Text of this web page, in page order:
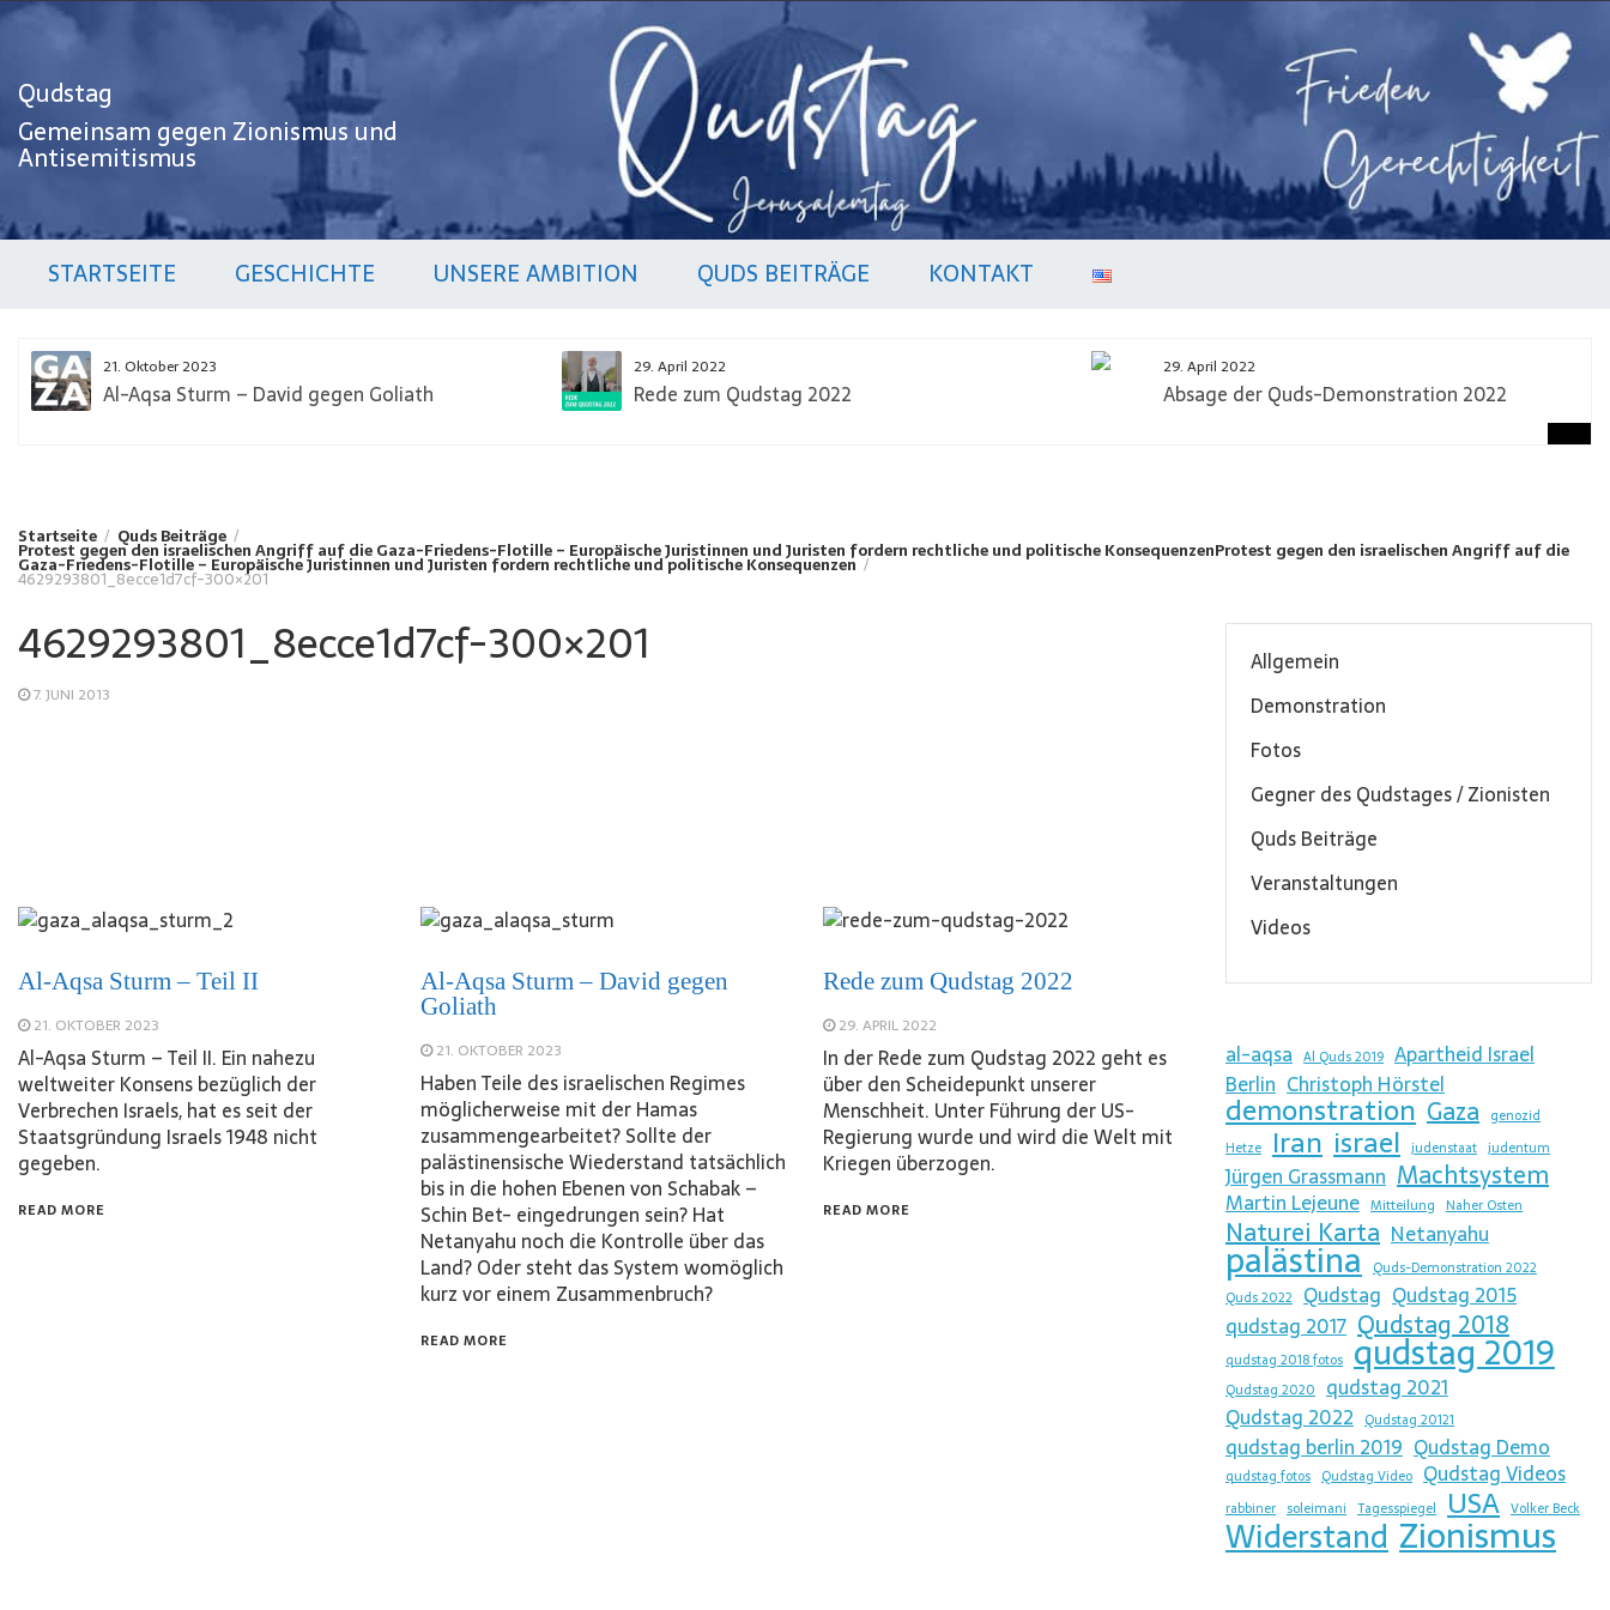
Zum
Qudstag
Gemeinsam gegen Zionismus und
Antisemitismus
STARTSEITE GESCHICHTE UNSERE AMBITION QUDS BEITRÄGE KONTAKT
21. Oktober 2023
Al-Aqsa Sturm – David gegen Goliath
29. April 2022
Rede zum Qudstag 2022
29. April 2022
Absage der Quds-Demonstration 2022
Startseite Quds Beiträge
Protest gegen den israelischen Angriff auf die Gaza-Friedens-Flotille – Europäische Juristinnen und Juristen fordern rechtliche und politische KonsequenzenProtest gegen den israelischen Angriff auf die
Gaza-Friedens-Flotille – Europäische Juristinnen und Juristen fordern rechtliche und politische Konsequenzen
4629293801_8ecce1d7cf-300×201
4629293801_8ecce1d7cf-300×201
7. JUNI 2013
Al-Aqsa Sturm – Teil II
21. OKTOBER 2023
Al-Aqsa Sturm – Teil II. Ein nahezu
weltweiter Konsens bezüglich der
Verbrechen Israels, hat es seit der
Staatsgründung Israels 1948 nicht
gegeben.
READ MORE
Al-Aqsa Sturm – David gegen
Goliath
21. OKTOBER 2023
Haben Teile des israelischen Regimes
möglicherweise mit der Hamas
zusammengearbeitet? Sollte der
palästinensische Wiederstand tatsächlich
bis in die hohen Ebenen von Schabak –
Schin Bet- eingedrungen sein? Hat
Netanyahu noch die Kontrolle über das
Land? Oder steht das System womöglich
kurz vor einem Zusammenbruch?
READ MORE
Rede zum Qudstag 2022
29. APRIL 2022
In der Rede zum Qudstag 2022 geht es
über den Scheidepunkt unserer
Menschheit. Unter Führung der US-
Regierung wurde und wird die Welt mit
Kriegen überzogen.
READ MORE
Allgemein
Demonstration
Fotos
Gegner des Qudstages / Zionisten
Quds Beiträge
Veranstaltungen
Videos
al-aqsa Al Quds 2019 Apartheid Israel
Berlin Christoph Hörstel
demonstration Gaza genozid
Hetze Iran israel judenstaat judentum
Jürgen Grassmann Machtsystem
Martin Lejeune Mitteilung Naher Osten
Naturei Karta Netanyahu
palästina Quds-Demonstration 2022
Quds 2022
Qudstag Qudstag 2015
qudstag 2017 Qudstag 2018
qudstag 2018 fotos qudstag 2019
Qudstag 2020
qudstag 2021
Qudstag 2022
Qudstag 20121
qudstag berlin 2019 Qudstag Demo
qudstag fotos Qudstag Video Qudstag Videos
rabbiner soleimani Tagesspiegel USA Volker Beck
Widerstand Zionismus